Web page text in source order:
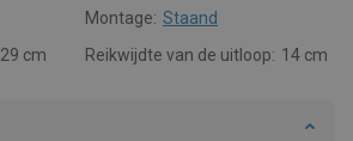
Montage: Staand
29 cm Reikwijdte van de uitloop: 14 cm